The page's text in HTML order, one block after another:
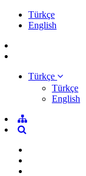
Türkçe
English
Türkçe
Türkçe
English